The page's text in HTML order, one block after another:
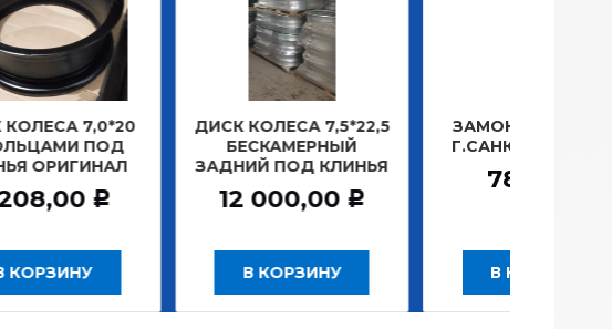
ДИСК КОЛЕСА 7,5*22,5
БЕСКАМЕРНЫЙ
ЗАДНИЙ ПОД КЛИНЬЯ
12 000,00 Р
ЗАМОК ЗАЖИГАНИЯ
Г.САНКТ-ПЕТЕРБУРГ
781,20